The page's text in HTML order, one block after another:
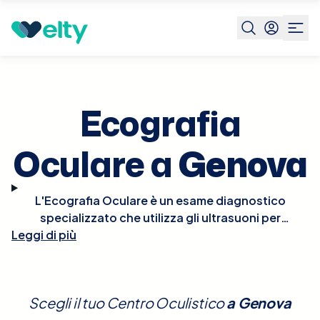
Prenota visita Genova
Ecografia
Oculare aGenova
L'Ecografia Oculare è un esame diagnostico
specializzato che utilizza gli ultrasuoni per
esaminare le strutture interne dell'occhio, come la
metodo non invasivo e indolore, ideale per pazienti
Leggi di più
Scegli il tuo Centro Oculisticoa Genova